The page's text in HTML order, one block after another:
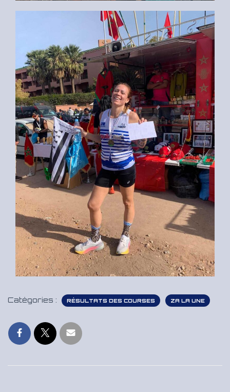
Catégories : RÉSULTATS DES COURSES ZA LA UNE